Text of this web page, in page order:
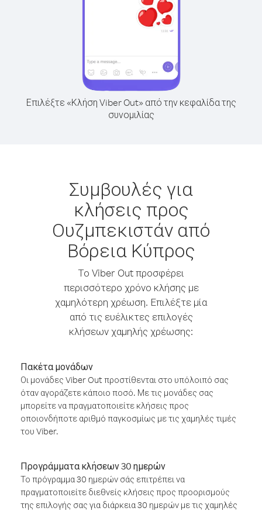
Επιλέξτε «Κλήση Viber Out» από την κεφαλίδα της
συνομιλίας
Συμβουλές για
κλήσεις προς
Ουζμπεκιστάν από
Βόρεια Κύπρος
Το Viber Out προσφέρει
περισσότερο χρόνο κλήσης με
χαμηλότερη χρέωση. Επιλέξτε μία
από τις ευέλικτες επιλογές
κλήσεων χαμηλής χρέωσης:
Πακέτα μονάδων
Οι μονάδες Viber Out προστίθενται στο υπόλοιπό σας
όταν αγοράζετε κάποιο ποσό. Με τις μονάδες σας
μπορείτε να πραγματοποιείτε κλήσεις προς
οποιονδήποτε αριθμό παγκοσμίως με τις χαμηλές τιμές
του Viber.
Προγράμματα κλήσεων 30 ημερών
Το πρόγραμμα 30 ημερών σάς επιτρέπει να
πραγματοποιείτε διεθνείς κλήσεις προς προορισμούς
της επιλογής σας για διάρκεια 30 ημερών με τις χαμηλές